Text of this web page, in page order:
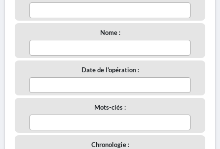
Nome :
Date de l'opération :
Mots-clés :
Chronologie :